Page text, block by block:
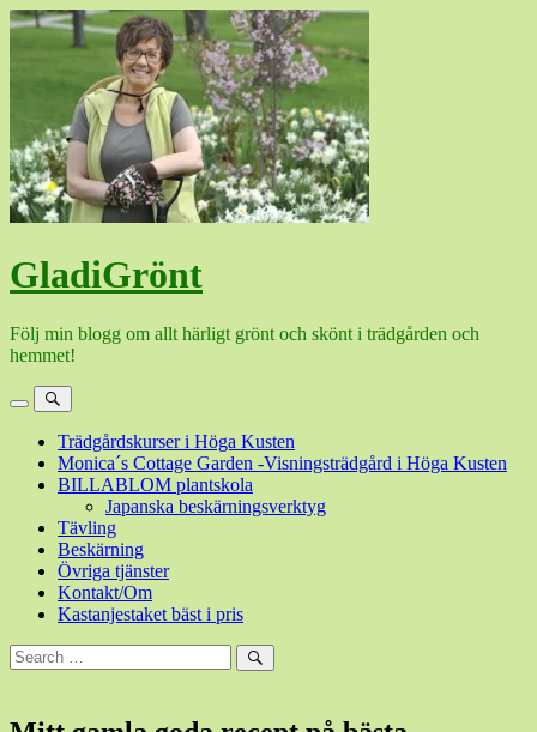
Hoppa
GladiGrönt
Följ min blogg om allt härligt grönt och skönt i trädgården och
hemmet!
MenySök
Trädgårdskurser i Höga Kusten
Monica´s Cottage Garden -Visningsträdgård i Höga Kusten
BILLABLOM plantskola
Japanska beskärningsverktyg
Tävling
Beskärning
Övriga tjänster
Kontakt/Om
Kastanjestaket bäst i pris
Sök
efter:
Sök